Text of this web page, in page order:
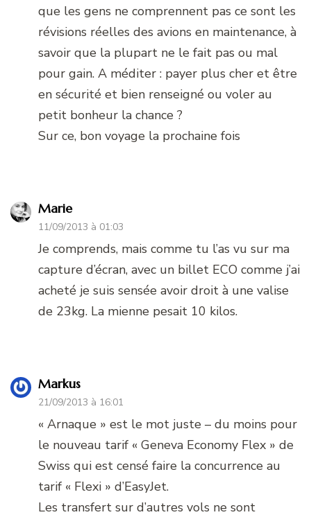
que les gens ne comprennent pas ce sont les
révisions réelles des avions en maintenance, à
savoir que la plupart ne le fait pas ou mal
pour gain. A méditer : payer plus cher et être
en sécurité et bien renseigné ou voler au
petit bonheur la chance ?
Sur ce, bon voyage la prochaine fois
Marie
11/09/2013 à 01:03
Je comprends, mais comme tu l’as vu sur ma
capture d’écran, avec un billet ECO comme j’ai
acheté je suis sensée avoir droit à une valise
de 23kg. La mienne pesait 10 kilos.
Markus
21/09/2013 à 16:01
« Arnaque » est le mot juste – du moins pour
le nouveau tarif « Geneva Economy Flex » de
Swiss qui est censé faire la concurrence au
tarif « Flexi » d’EasyJet.
Les transfert sur d’autres vols ne sont